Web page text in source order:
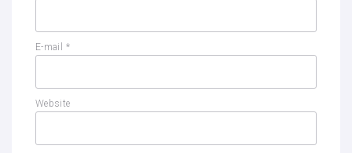
E-mail *
Website